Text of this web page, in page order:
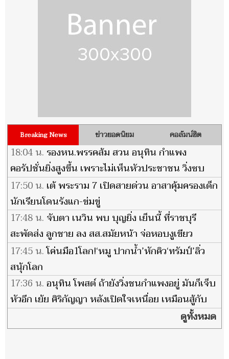
Breaking News ข่าวยอดนิยม คอลัมน์ฮิต
18:04 น. รองหน.พรรคส้ม สวน อนุทิน กำแพง
คอรัปชั่นยิ่งสูงขึ้น เพราะไม่เห็นหัวประชาชน วิ่งซบ
'นาย' -ส่งลูกน้องแก้ต่าง
17:50 น. เต้ พระราม 7 เปิดสายด่วน อาสาคุ้มครองเด็ก
นักเรียนโดนรังแก-ข่มขู่
17:48 น. จับตา เนวิน พบ บุญยิ่ง เย็นนี้ ที่ราชบุรี
สะพัดส่ง ลูกชาย ลง สส.สมัยหน้า จ่อหอบงูเขียว
เปลี่ยนขั้ว
17:45 น.โค่นมือ1โลก!‘หมู ปากน้ำ’หักคิว‘ทรัมป์’ลิ่ว
สนุ้กโลก
17:36 น.อนุทิน โพสต์ ถ้ายังวิ่งชนกำแพงอยู่ มันก็เจ็บ
หัวอีก เย้ย ศิริกัญญา หลังเปิดใจเหนื่อย เหมือนสู้กับ
ดูทั้งหมด